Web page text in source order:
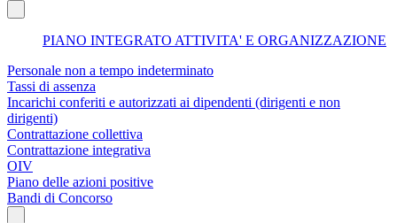
PIANO INTEGRATO ATTIVITA' E ORGANIZZAZIONE
Personale non a tempo indeterminato
Tassi di assenza
Incarichi conferiti e autorizzati ai dipendenti (dirigenti e non
dirigenti)
Contrattazione collettiva
Contrattazione integrativa
OIV
Piano delle azioni positive
Bandi di Concorso